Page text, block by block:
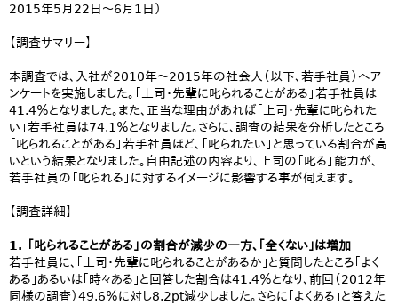
2015年5月22日～6月1日）
【調査サマリー】
本調査では、入社が2010年～2015年の社会人（以下、若手社員）へア
ンケートを実施しました。「上司・先輩に叱られることがある」若手社員は
41.4％となりました。また、正当な理由があれば「上司・先輩に叱られた
い」若手社員は74.1％となりました。さらに、調査の結果を分析したところ
「叱られることがある」若手社員ほど、「叱られたい」と思っている割合が高
いという結果となりました。自由記述の内容より、上司の「叱る」能力が、
若手社員の「叱られる」に対するイメージに影響する事が伺えます。
【調査詳細】
1. 「叱られることがある」の割合が減少の一方、｢全くない｣は増加
若手社員に、｢上司・先輩に叱られることがあるか｣と質問したところ｢よく
ある｣あるいは｢時々ある｣と回答した割合は41.4％となり、前回（2012年
同様の調査）49.6％に対し8.2pt減少しました。さらに｢よくある｣と答えた